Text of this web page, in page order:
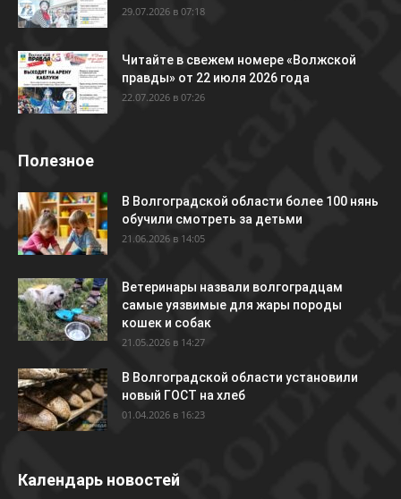
29.07.2026 в 07:18
Читайте в свежем номере «Волжской
правды» от 22 июля 2026 года
22.07.2026 в 07:26
Полезное
В Волгоградской области более 100 нянь
обучили смотреть за детьми
21.06.2026 в 14:05
Ветеринары назвали волгоградцам
самые уязвимые для жары породы
кошек и собак
21.05.2026 в 14:27
В Волгоградской области установили
новый ГОСТ на хлеб
01.04.2026 в 16:23
Календарь новостей